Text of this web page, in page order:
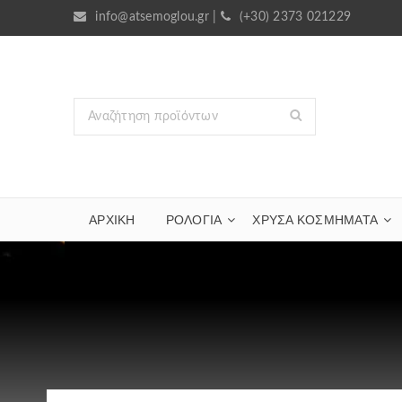
info@atsemoglou.gr| (+30) 2373 021229
ΑΡΧΙΚΗ ΡΟΛΟΓΙΑ ΧΡΥΣΆ ΚΟΣΜΉΜΑΤΑ